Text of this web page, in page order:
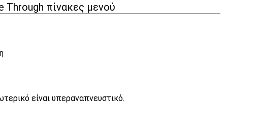
Through πίνακες μενού
είναι υπεραναπνευστικό.